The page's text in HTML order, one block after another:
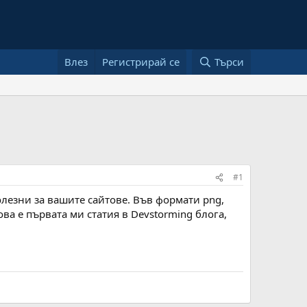
Влез Регистрирай се Търси
#1
за вашите сайтове. Във формати png,
е първата ми статия в Devstorming блога,